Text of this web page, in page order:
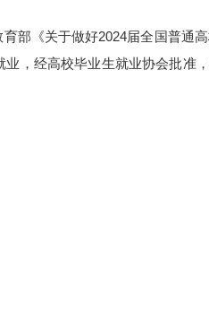
部《关于做好2024届全国普通
，经高校毕业生就业协会批准